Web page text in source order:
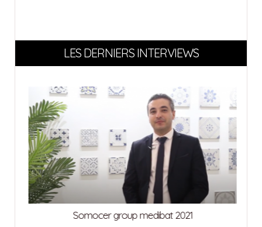
LES DERNIERS INTERVIEWS
Somocer group medibat 2021